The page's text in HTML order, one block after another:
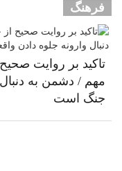
فرهنگ
تاکید بر روایت
مهم / دشمن به
جنگ است